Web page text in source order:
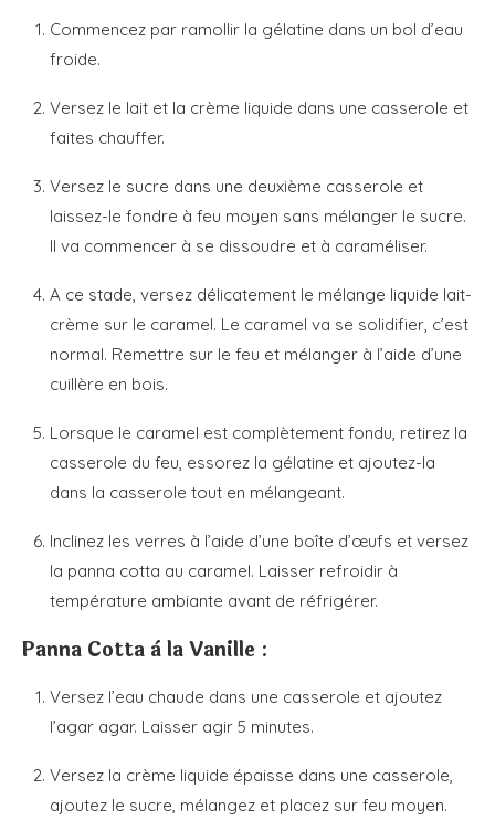
Commencez par ramollir la gélatine dans un bol d’eau
froide.
Versez le lait et la crème liquide dans une casserole et
faites chauffer.
Versez le sucre dans une deuxième casserole et
laissez-le fondre à feu moyen sans mélanger le sucre.
Il va commencer à se dissoudre et à caraméliser.
A ce stade, versez délicatement le mélange liquide lait-
crème sur le caramel. Le caramel va se solidifier, c’est
normal. Remettre sur le feu et mélanger à l’aide d’une
cuillère en bois.
Lorsque le caramel est complètement fondu, retirez la
casserole du feu, essorez la gélatine et ajoutez-la
dans la casserole tout en mélangeant.
Inclinez les verres à l’aide d’une boîte d’œufs et versez
la panna cotta au caramel. Laisser refroidir à
température ambiante avant de réfrigérer.
Panna Cotta à la Vanille :
Versez l’eau chaude dans une casserole et ajoutez
l’agar agar. Laisser agir 5 minutes.
Versez la crème liquide épaisse dans une casserole,
ajoutez le sucre, mélangez et placez sur feu moyen.